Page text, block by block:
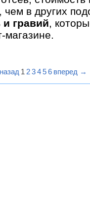
в других
гравий,
магазине.
1 23456 вперед →